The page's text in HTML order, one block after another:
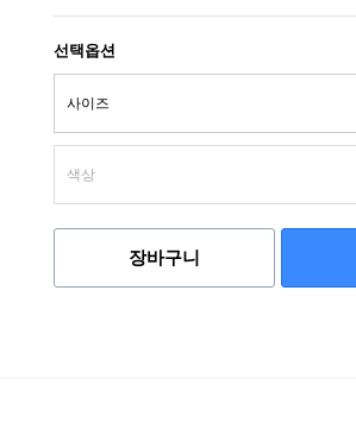
선택옵션
장바구니